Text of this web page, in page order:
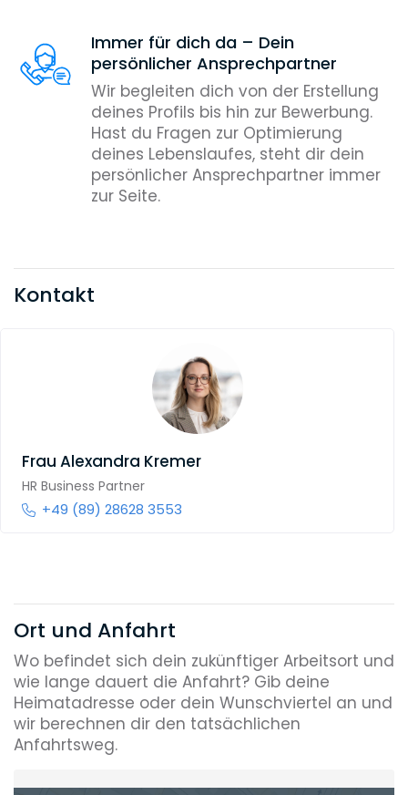
Immer für dich da – Dein
persönlicher Ansprechpartner
Wir begleiten dich von der Erstellung
deines Profils bis hin zur Bewerbung.
Hast du Fragen zur Optimierung
deines Lebenslaufes, steht dir dein
persönlicher Ansprechpartner immer
zur Seite.
Kontakt
Frau Alexandra Kremer
HR Business Partner
+49 (89) 28628 3553
Ort und Anfahrt
Wo befindet sich dein zukünftiger Arbeitsort und
wie lange dauert die Anfahrt? Gib deine
Heimatadresse oder dein Wunschviertel an und
wir berechnen dir den tatsächlichen
Anfahrtsweg.